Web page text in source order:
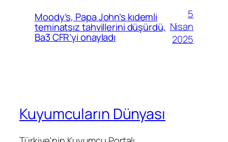
Moody’s, Papa John’s kıdemli
teminatsız tahvillerini düşürdü,
Ba3 CFR’yi onayladı
5
Nisan
2025
Kuyumcuların Dünyası